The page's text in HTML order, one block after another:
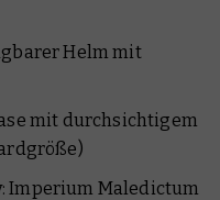
Helm mit
mit durchsichtigem
Imperium Maledictum